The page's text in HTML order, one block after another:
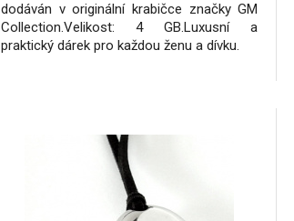
dodáván v originální krabičce značky GM
Collection.Velikost: 4 GB.Luxusní a
praktický dárek pro každou ženu a dívku.